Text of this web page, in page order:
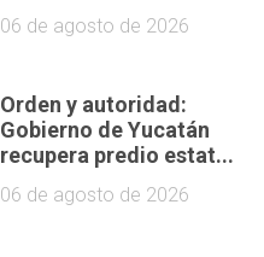
06 de agosto de 2026
Orden y autoridad:
Gobierno de Yucatán
recupera predio estat...
06 de agosto de 2026